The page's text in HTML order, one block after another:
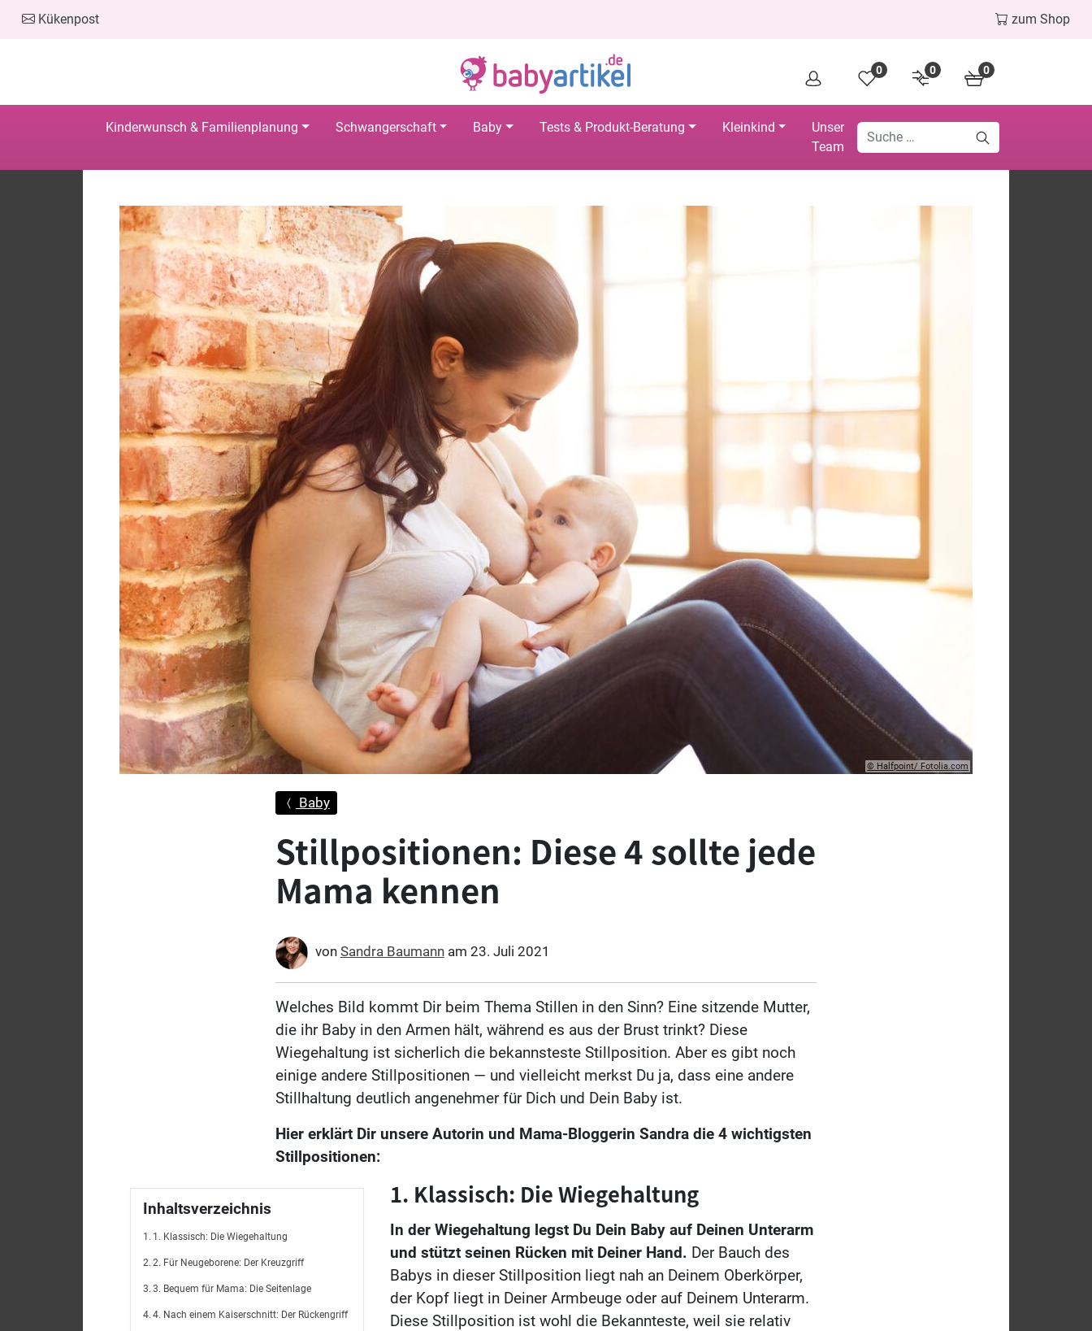
Kükenpost zum Shop
0
0
0
Kinderwunsch & Familienplanung Schwangerschaft Baby Tests & Produkt-Beratung Kleinkind
Unser
Team
© Halfpoint/ Fotolia.com
Baby
Stillpositionen: Diese 4 sollte jede
Mama kennen
von Sandra Baumannam 23. Juli 2021
Welches Bild kommt Dir beim Thema Stillen in den Sinn? Eine sitzende Mutter,
die ihr Baby in den Armen hält, während es aus der Brust trinkt? Diese
Wiegehaltung ist sicherlich die bekannsteste Stillposition. Aber es gibt noch
einige andere Stillpositionen — und vielleicht merkst Du ja, dass eine andere
Stillhaltung deutlich angenehmer für Dich und Dein Baby ist.
Hier erklärt Dir unsere Autorin und Mama-Bloggerin Sandra die 4 wichtigsten
Stillpositionen:
Inhaltsverzeichnis
1. Klassisch: Die Wiegehaltung
2. Für Neugeborene: Der Kreuzgriff
3. Bequem für Mama: Die Seitenlage
4. Nach einem Kaiserschnitt: Der Rückengriff
1. Klassisch: Die Wiegehaltung
In der Wiegehaltung legst Du Dein Baby auf Deinen Unterarm
und stützt seinen Rücken mit Deiner Hand. Der Bauch des
Babys in dieser Stillposition liegt nah an Deinem Oberkörper,
der Kopf liegt in Deiner Armbeuge oder auf Deinem Unterarm.
Diese Stillposition ist wohl die Bekannteste, weil sie relativ